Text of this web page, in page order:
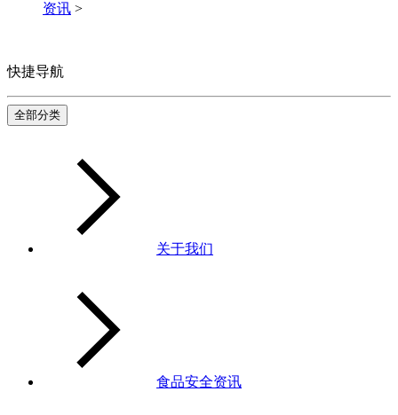
资讯 >
快捷导航
全部分类
关于我们
食品安全资讯